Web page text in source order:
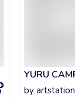
YURU
by artstation